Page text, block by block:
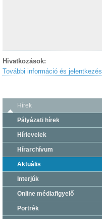
Hivatkozások:
További információ és jelentkezés
Hírek
Pályázati hírek
Hírlevelek
Hírarchívum
Aktuális
Interjúk
Online médiafigyelő
Portrék